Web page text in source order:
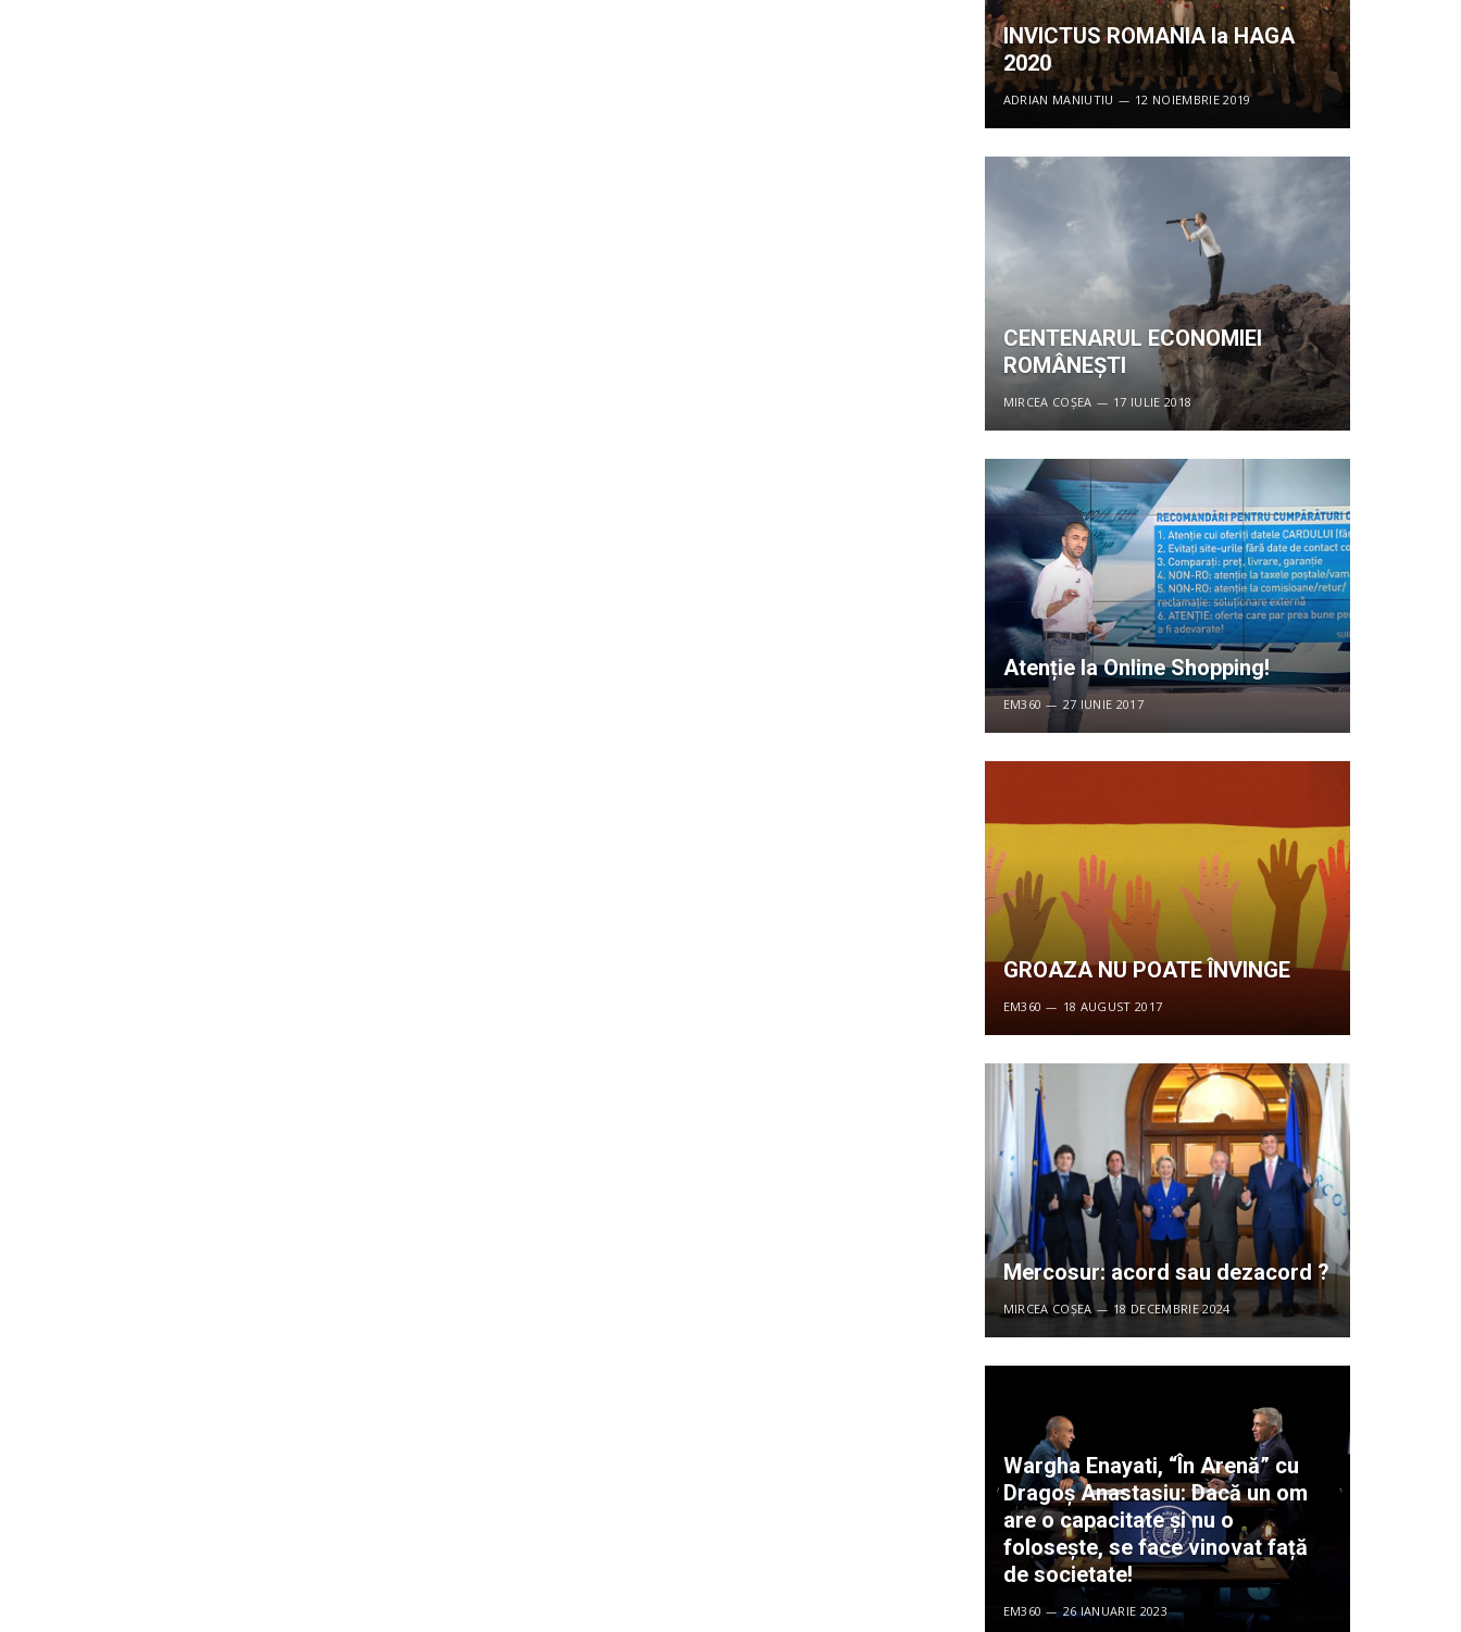
INVICTUS ROMANIA la HAGA
2020
ADRIAN MANIUTIU 12 NOIEMBRIE 2019
CENTENARUL ECONOMIEI
ROMÂNEȘTI
MIRCEA COȘEA 17 IULIE 2018
Atenție la Online Shopping!
EM360 27 IUNIE 2017
GROAZA NU POATE ÎNVINGE
EM360 18 AUGUST 2017
Mercosur: acord sau dezacord ?
MIRCEA COȘEA 18 DECEMBRIE 2024
Wargha Enayati, “În Arenă” cu
Dragoș Anastasiu: Dacă un om
are o capacitate și nu o
folosește, se face vinovat față
de societate!
EM360 26 IANUARIE 2023